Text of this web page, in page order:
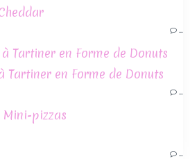
Tartiner en Forme de Donuts
Mini-pizzas